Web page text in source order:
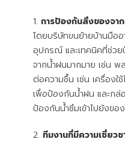
การป้องกันสิ่งของจา
โดยบริษัทขนย้ายบ้านมือ
อุปกรณ์ และเทคนิคที่ช่วย
จากน้ำฝนมากมาย เช่น
ต่อความชื้น เช่น เครื่องใ
เพื่อป้องกันน้ำฝน และก
ป้องกันน้ำซึมเข้าไปยังขอ
ทีมงานที่มีความเชี่ยว